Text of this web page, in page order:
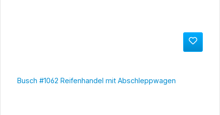
Busch #1062 Reifenhandel mit Abschleppwagen